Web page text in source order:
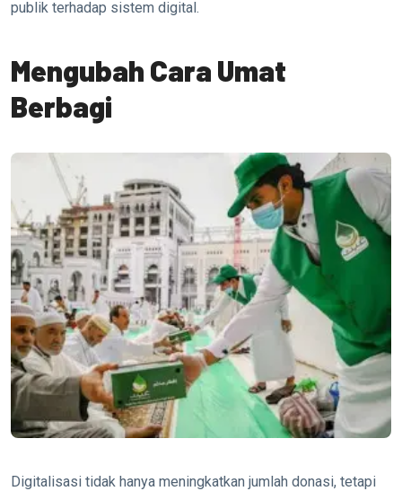
publik terhadap sistem digital.
Mengubah Cara Umat
Berbagi
Digitalisasi tidak hanya meningkatkan jumlah donasi, tetapi